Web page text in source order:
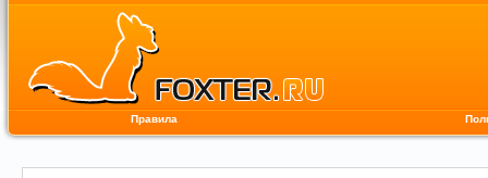
Правила